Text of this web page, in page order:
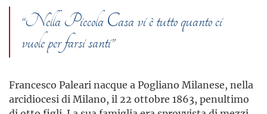
“Nella Piccola Casa vi è tutto quanto ci
vuole per farsi santi”
Francesco Paleari nacque a Pogliano Milanese, nella
arcidiocesi di Milano, il 22 ottobre 1863, penultimo